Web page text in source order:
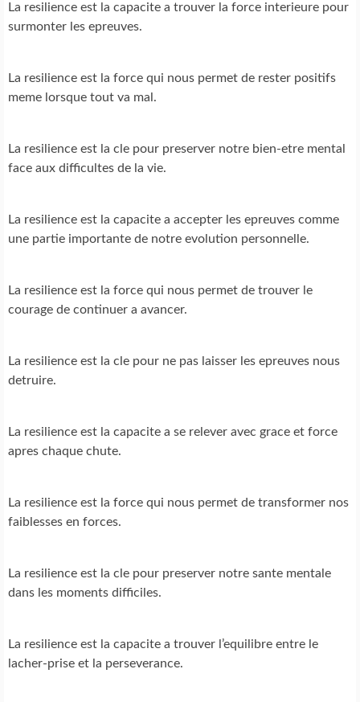
La resilience est la capacite a trouver la force interieure pour
surmonter les epreuves.
La resilience est la force qui nous permet de rester positifs
meme lorsque tout va mal.
La resilience est la cle pour preserver notre bien-etre mental
face aux difficultes de la vie.
La resilience est la capacite a accepter les epreuves comme
une partie importante de notre evolution personnelle.
La resilience est la force qui nous permet de trouver le
courage de continuer a avancer.
La resilience est la cle pour ne pas laisser les epreuves nous
detruire.
La resilience est la capacite a se relever avec grace et force
apres chaque chute.
La resilience est la force qui nous permet de transformer nos
faiblesses en forces.
La resilience est la cle pour preserver notre sante mentale
dans les moments difficiles.
La resilience est la capacite a trouver l’equilibre entre le
lacher-prise et la perseverance.